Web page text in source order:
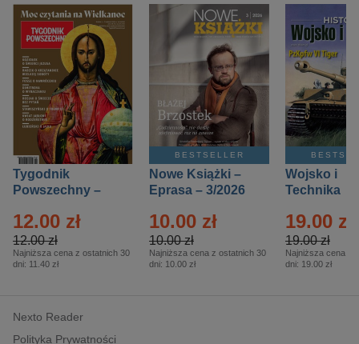
Tygodnik
Powszechny –
12.00 zł
12.00 zł
Najniższa cena z ostatnich 30
dni: 11.40 zł
BESTSELLER
Nowe Książki –
Eprasa – 3/2026
10.00 zł
10.00 zł
Najniższa cena z ostatnich 30
dni: 10.00 zł
Wojsko i
Technika
– 2/2026
19.00 zł
19.00 zł
Najniższa cena z
dni: 19.00 zł
Nexto Reader
Polityka Prywatności